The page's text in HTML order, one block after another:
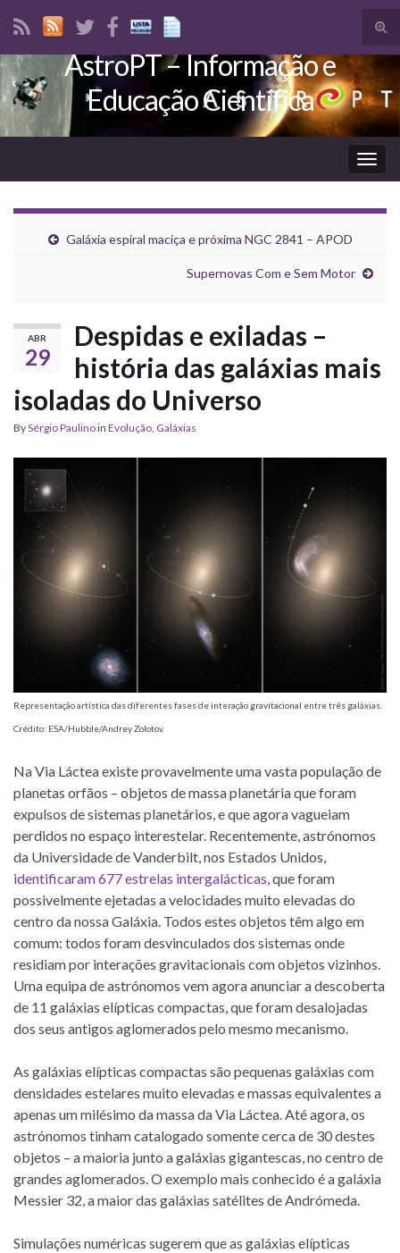
Search for:
AstroPT – Informação e
Educação Científica
Galáxia espiral maciça e próxima NGC 2841 – APOD
Supernovas Com e Sem Motor
ABR
29
Despidas e exiladas –
história das galáxias mais
isoladas do Universo
BySérgio Paulinoin Evolução, Galáxias
Representação artística das diferentes fases de interação gravitacional entre três galáxias.
Crédito: ESA/Hubble/Andrey Zolotov.
Na Via Láctea existe provavelmente uma vasta população de
planetas orfãos – objetos de massa planetária que foram
expulsos de sistemas planetários, e que agora vagueiam
perdidos no espaço interestelar. Recentemente, astrónomos
da Universidade de Vanderbilt, nos Estados Unidos,
identificaram 677 estrelas intergalácticas, que foram
possivelmente ejetadas a velocidades muito elevadas do
centro da nossa Galáxia. Todos estes objetos têm algo em
comum: todos foram desvinculados dos sistemas onde
residiam por interações gravitacionais com objetos vizinhos.
Uma equipa de astrónomos vem agora anunciar a descoberta
de 11 galáxias elípticas compactas, que foram desalojadas
dos seus antigos aglomerados pelo mesmo mecanismo.
As galáxias elípticas compactas são pequenas galáxias com
densidades estelares muito elevadas e massas equivalentes a
apenas um milésimo da massa da Via Láctea. Até agora, os
astrónomos tinham catalogado somente cerca de 30 destes
objetos – a maioria junto a galáxias gigantescas, no centro de
grandes aglomerados. O exemplo mais conhecido é a galáxia
Messier 32, a maior das galáxias satélites de Andrómeda.
Simulações numéricas sugerem que as galáxias elípticas